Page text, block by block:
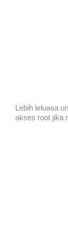
Lebih leluasa
akses root jika